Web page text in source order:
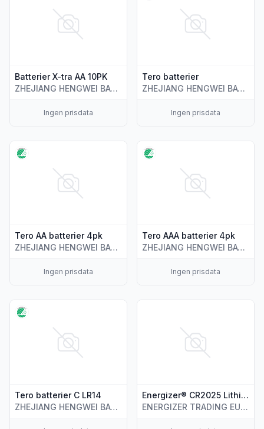
Batterier X-tra AA 10PK
ZHEJIANG HENGWEI BATTERY CO.,LTD
Ingen prisdata
Tero batterier
ZHEJIANG HENGWEI BATTERY CO.,LTD
Ingen prisdata
Tero AA batterier 4pk
ZHEJIANG HENGWEI BATTERY CO.,LTD
Ingen prisdata
Vis flere detaljer for produktet "Tero AA batterier 4pk"
Tero AAA batterier 4pk
ZHEJIANG HENGWEI BATTERY CO.,LTD
Ingen prisdata
Vis flere detaljer for
Tero batterier C LR14
ZHEJIANG HENGWEI BATTERY CO.,LTD
Vis flere detaljer for produktet "Tero batterier C LR14"
Energizer® CR2025 Lithium Perfomance batterier
ENERGIZER TRADING EUROPE B.V.